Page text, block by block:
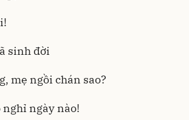
sinh đời
mẹ ngồi chán sao?
nghỉ ngày nào!